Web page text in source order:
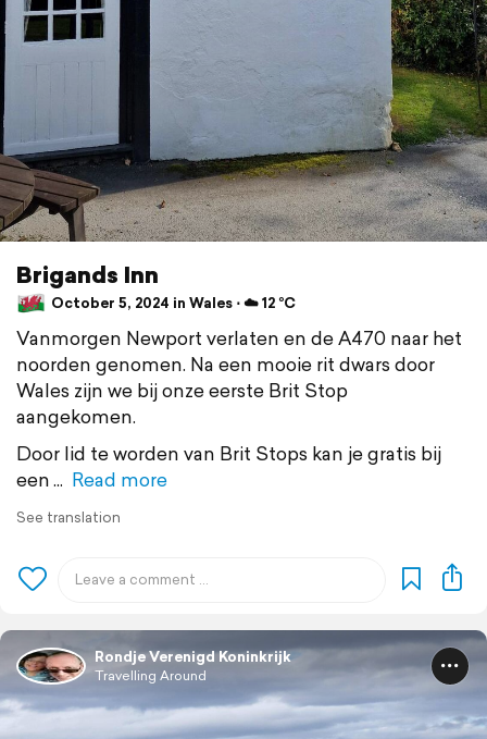
Brigands Inn
October 5, 2024 in Wales ⋅ ☁️ 12 °C
Vanmorgen Newport verlaten en de A470 naar het
noorden genomen. Na een mooie rit dwars door
Wales zijn we bij onze eerste Brit Stop
aangekomen.
Door lid te worden van Brit Stops kan je gratis bij
een
Read more
See translation
Rondje Verenigd Koninkrijk
Travelling Around